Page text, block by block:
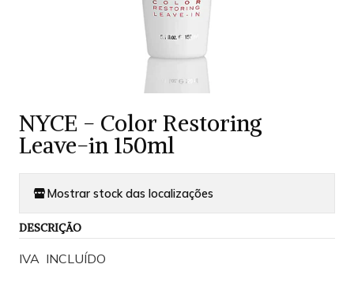
NYCE - Color Restoring
Leave-in 150ml
Mostrar stock das localizações
DESCRIÇÃO
IVA INCLUÍDO